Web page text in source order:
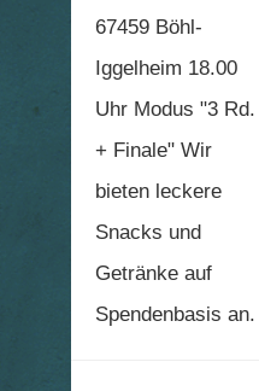
67459 Böhl-
Iggelheim 18.00
Uhr Modus "3 Rd.
+ Finale" Wir
bieten leckere
Snacks und
Getränke auf
Spendenbasis an.